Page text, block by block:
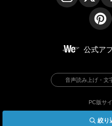
絞り
公式ア
音声読み上げ・文
PC版サ
©